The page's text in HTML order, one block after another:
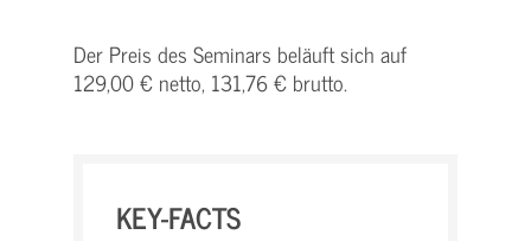
Der Preis des Seminars beläuft sich auf
129,00 € netto, 131,76 € brutto.
KEY-FACTS